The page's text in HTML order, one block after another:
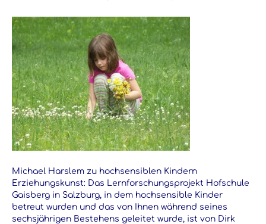
Michael Harslem zu hochsensiblen Kindern
Erziehungskunst: Das Lernforschungsprojekt Hofschule
Gaisberg in Salzburg, in dem hochsensible Kinder
betreut wurden und das von Ihnen während seines
sechsjährigen Bestehens geleitet wurde, ist von Dirk